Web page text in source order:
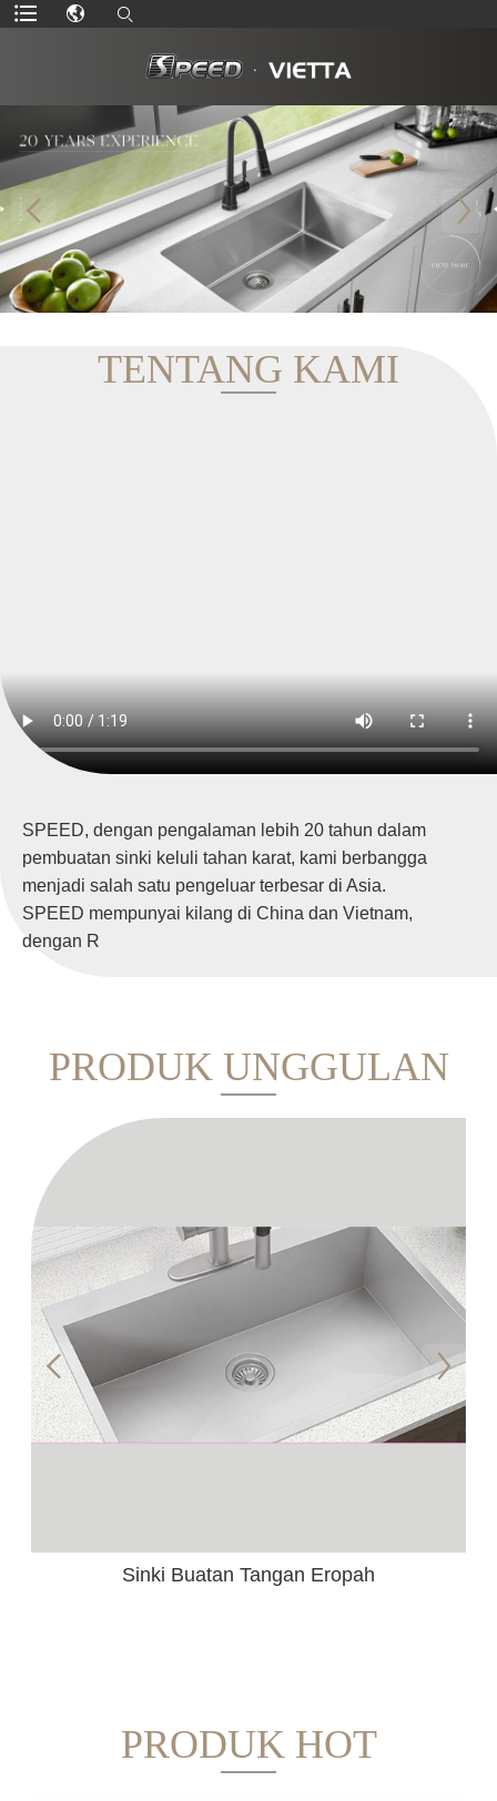
TENTANG KAMI
SPEED, dengan pengalaman lebih 20 tahun dalam
pembuatan sinki keluli tahan karat, kami berbangga
menjadi salah satu pengeluar terbesar di Asia.
SPEED mempunyai kilang di China dan Vietnam,
dengan R
PRODUK UNGGULAN
Sinki Buatan Tangan Eropah
PRODUK HOT